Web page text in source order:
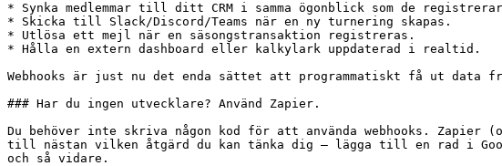
* Synka medlemmar till ditt CRM i samma ögonblick som de
* Skicka till Slack/Discord/Teams när en ny turnering skapas.
* Utlösa ett mejl när en säsongstransaktion registreras.
* Hålla en extern dashboard eller kalkylark uppdaterad i realtid.
Webhooks är just nu det enda sättet att programmatiskt få ut data
### Har du ingen utvecklare? Använd Zapier.
Du behöver inte skriva någon kod för att använda webhooks. Zapier
till nästan vilken åtgärd du kan tänka dig — lägga till en rad i
och så vidare.